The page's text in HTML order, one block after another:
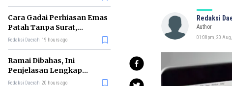
Cara Gadai Perhiasan Emas
Patah Tanpa Surat,
Ternyata Tetap Bisa!
Redaksi Daerah 19 hours ago
Ramai Dibahas, Ini
Penjelasan Lengkap
tentang Konsep Kabinet
Redaksi Daerah 20 hours ago
Redaksi
Author
01:08pm, 20